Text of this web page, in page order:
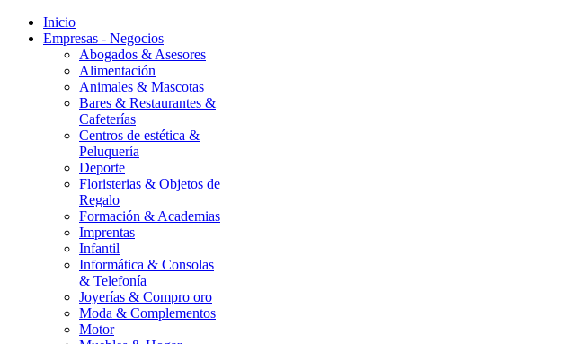
Inicio
Empresas - Negocios
Abogados & Asesores
Alimentación
Animales & Mascotas
Bares & Restaurantes &
Cafeterías
Centros de estética &
Peluquería
Deporte
Floristerias & Objetos de
Regalo
Formación & Academias
Imprentas
Infantil
Informática & Consolas
& Telefonía
Joyerías & Compro oro
Moda & Complementos
Motor